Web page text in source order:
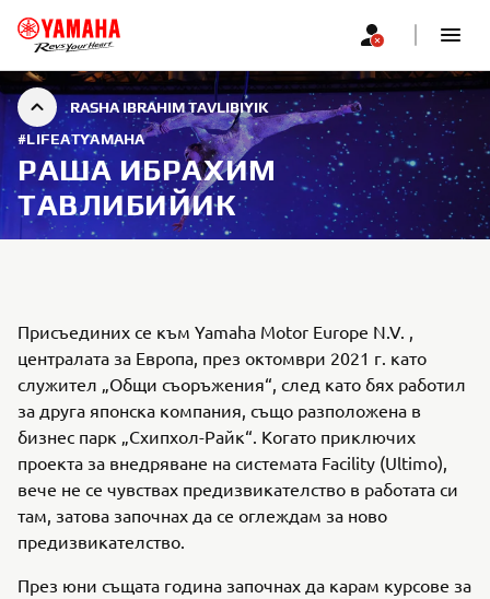
RASHA IBRAHIM TAVLIBIYIK
#LIFEATYAMAHA
РАША ИБРАХИМ
ТАВЛИБИЙИК
Присъединих се към Yamaha Motor Europe N.V. ,
централата за Европа, през октомври 2021 г. като
служител „Общи съоръжения“, след като бях работил
за друга японска компания, също разположена в
бизнес парк „Схипхол-Райк“. Когато приключих
проекта за внедряване на системата Facility (Ultimo),
вече не се чувствах предизвикателство в работата си
там, затова започнах да се оглеждам за ново
предизвикателство.
През юни същата година започнах да карам курсове за